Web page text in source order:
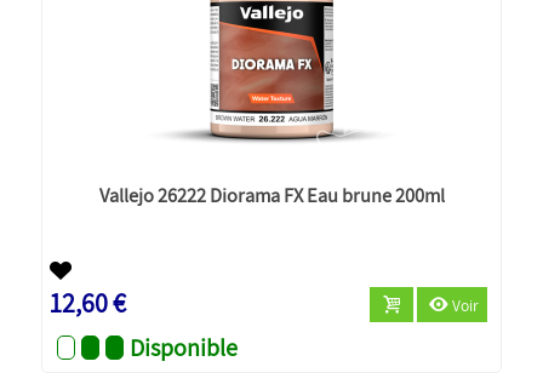
Vallejo 26222 Diorama FX Eau brune 200ml
12,60 € Voir
Disponible